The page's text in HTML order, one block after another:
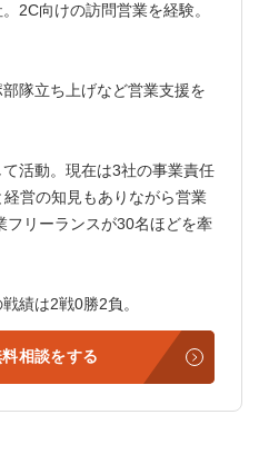
2C向けの訪問営業を経験。
隊立ち上げなど営業支援を
活動。現在は3社の事業責任
営の知見もありながら営業
フリーランスが30名ほどを牽
績は2戦0勝2負。
相談をする